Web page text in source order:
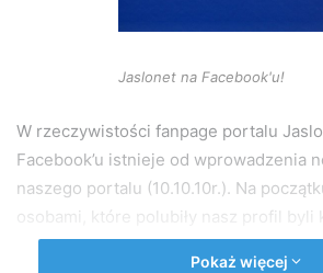
Jaslonet na Facebook'u!
W rzeczywistości fanpage portalu
Facebook’u istnieje od wprowadzenia
naszego portalu (10.10.10r.). Na
osobami, które polubiły nasz profil byli
z redakcji.
Pokaż więcej